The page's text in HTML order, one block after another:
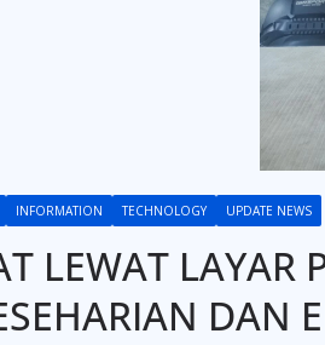
INFORMATION TECHNOLOGY UPDATE NEWS
LEWAT LAYAR
DAN